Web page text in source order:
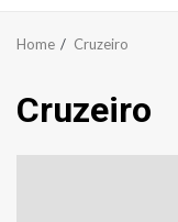
Home Cruzeiro
Cruzeiro